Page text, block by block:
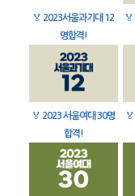
🏅 2023서울과기대 12
명합격!
🏅
🏅 2023 서울여대 30명
합격!
🏅